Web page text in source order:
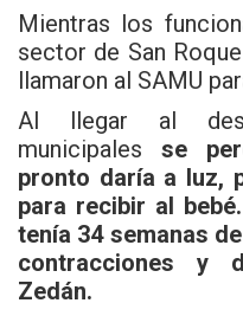
Mientras los
sector de San
llamaron al SAMU
Al llegar al
municipales se
pronto daría a luz,
para recibir al
tenía 34 semanas
contracciones y
Zedán.